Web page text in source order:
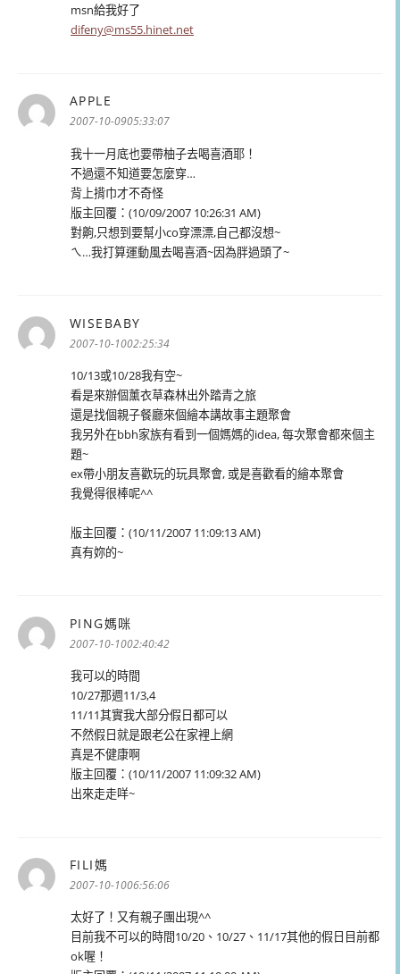
msn給我好了
difeny@ms55.hinet.net
APPLE
示:
2007-10-0905:33:07
我十一月底也要帶柚子去喝喜酒耶！
不過還不知道要怎麼穿…
背上揹巾才不奇怪
版主回覆：(10/09/2007 10:26:31 AM)
對齁,只想到要幫小co穿漂漂,自己都沒想~
ㄟ…我打算運動風去喝喜酒~因為胖過頭了~
WISEBABY
示:
2007-10-1002:25:34
10/13或10/28我有空~
看是來辦個薰衣草森林出外踏青之旅
還是找個親子餐廳來個繪本講故事主題聚會
我另外在bbh家族有看到一個媽媽的idea, 每次聚會都來個主
題~
ex帶小朋友喜歡玩的玩具聚會, 或是喜歡看的繪本聚會
我覺得很棒呢^^
版主回覆：(10/11/2007 11:09:13 AM)
真有妳的~
PING媽咪
示:
2007-10-1002:40:42
我可以的時間
10/27那週11/3,4
11/11其實我大部分假日都可以
不然假日就是跟老公在家裡上網
真是不健康啊
版主回覆：(10/11/2007 11:09:32 AM)
出來走走咩~
FILI媽
示:
2007-10-1006:56:06
太好了！又有親子團出現^^
目前我不可以的時間10/20、10/27、11/17其他的假日目前都
ok喔！